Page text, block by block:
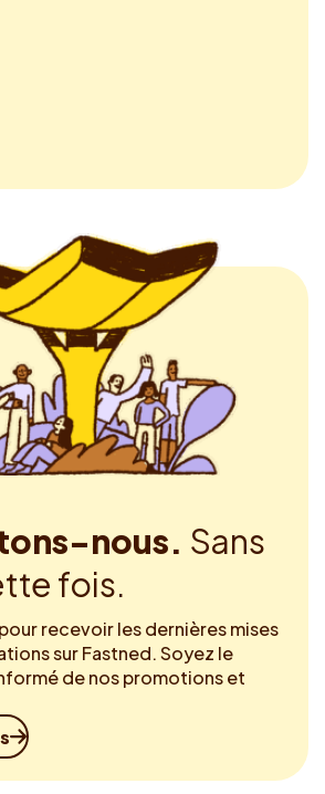
nous. Sans
fois.
recevoir les dernières mises
sur Fastned. Soyez le
de nos promotions et